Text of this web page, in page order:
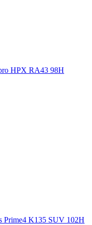
HPX RA43 98H
Prime4 K135 SUV 102H